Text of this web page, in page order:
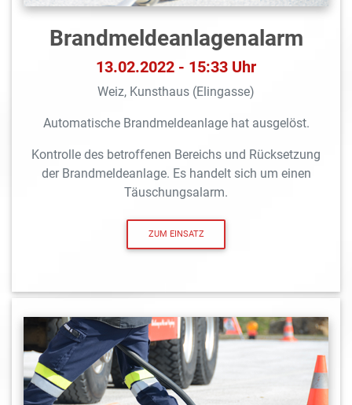
Brandmeldeanlagen­alarm
13.02.2022 - 15:33 Uhr
Weiz, Kunsthaus (Elingasse)
Automatische Brandmeldeanlage hat ausgelöst.
Kontrolle des betroffenen Bereichs und Rücksetzung
der Brandmeldeanlage. Es handelt sich um einen
Täuschungsalarm.
ZUM EINSATZ